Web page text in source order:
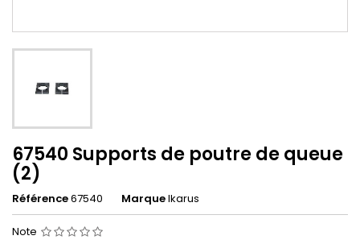
67540 Supports de poutre de queue
(2)
Référence67540 MarqueIkarus
Note